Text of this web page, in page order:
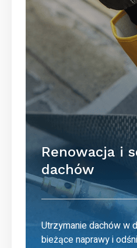
Renowacja i
dachów
Utrzymanie dachów w
bieżące naprawy i